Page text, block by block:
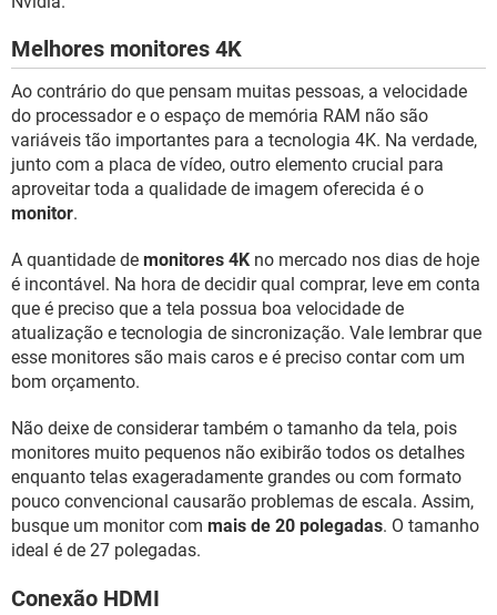
Melhores monitores 4K
Ao contrário do que pensam muitas pessoas, a velocidade
do processador e o espaço de memória RAM não são
variáveis tão importantes para a tecnologia 4K. Na verdade,
junto com a placa de vídeo, outro elemento crucial para
aproveitar toda a qualidade de imagem oferecida é o
monitor.
A quantidade de monitores 4K no mercado nos dias de hoje
é incontável. Na hora de decidir qual comprar, leve em conta
que é preciso que a tela possua boa velocidade de
atualização e tecnologia de sincronização. Vale lembrar que
esse monitores são mais caros e é preciso contar com um
bom orçamento.
Não deixe de considerar também o tamanho da tela, pois
monitores muito pequenos não exibirão todos os detalhes
enquanto telas exageradamente grandes ou com formato
pouco convencional causarão problemas de escala. Assim,
busque um monitor com mais de 20 polegadas. O tamanho
ideal é de 27 polegadas.
Conexão HDMI